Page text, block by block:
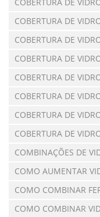
COBERTURA DE
COBERTURA DE
COBERTURA DE
COBERTURA DE
COBERTURA DE
COBERTURA DE
COBERTURA DE
COMBINAÇÕES DE
COMO AUMENTAR
COMO COMBINAR
COMO COMBINAR